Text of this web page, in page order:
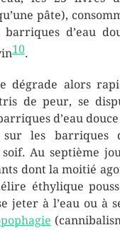
pâte),
d’eau
10.
dégrade alors
de peur, se
d’eau douce
sur les barriques
Au septième
dont la moitié
éthylique
jeter à l’eau ou à